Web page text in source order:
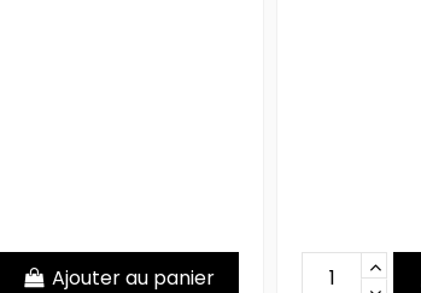
Ajouter au panier